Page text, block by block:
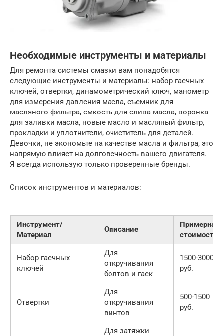
Необходимые инструменты и материалы
Для ремонта системы смазки вам понадобятся
следующие инструменты и материалы: набор гаечных
ключей, отвертки, динамометрический ключ, манометр
для измерения давления масла, съемник для
масляного фильтра, емкость для слива масла, воронка
для заливки масла, новые масло и масляный фильтр,
прокладки и уплотнители, очиститель для деталей.
Девочки, не экономьте на качестве масла и фильтра, это
напрямую влияет на долговечность вашего двигателя.
Я всегда использую только проверенные бренды.
Список инструментов и материалов:
Инструмент/
Материал
Описание
Примерная
стоимость
Набор гаечных
ключей
Для
откручивания
болтов и гаек
1500-3000
руб.
Отвертки
Для
откручивания
винтов
500-1500
руб.
Для затяжки